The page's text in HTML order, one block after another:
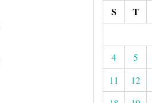
S T
4
5
11
12